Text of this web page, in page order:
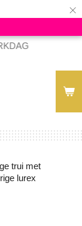
×
trui met
lurex